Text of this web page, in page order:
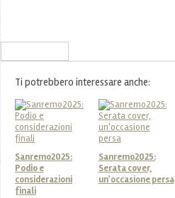
Ti potrebbero interessare anche:
Sanremo2025:
Podio e
considerazioni
finali
Sanremo2025:
Serata cover,
un'occasione persa